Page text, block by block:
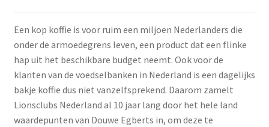
Voor leden
Een kop koffie is voor ruim een miljoen Nederlanders die
onder de armoedegrens leven, een product dat een flinke
hap uit het beschikbare budget neemt. Ook voor de
klanten van de voedselbanken in Nederland is een dagelijks
bakje koffie dus niet vanzelfsprekend. Daarom zamelt
Lionsclubs Nederland al 10 jaar lang door het hele land
waardepunten van Douwe Egberts in, om deze te